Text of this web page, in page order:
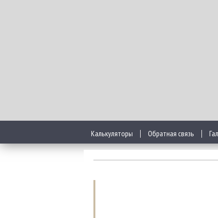
Калькуляторы Обратная связь